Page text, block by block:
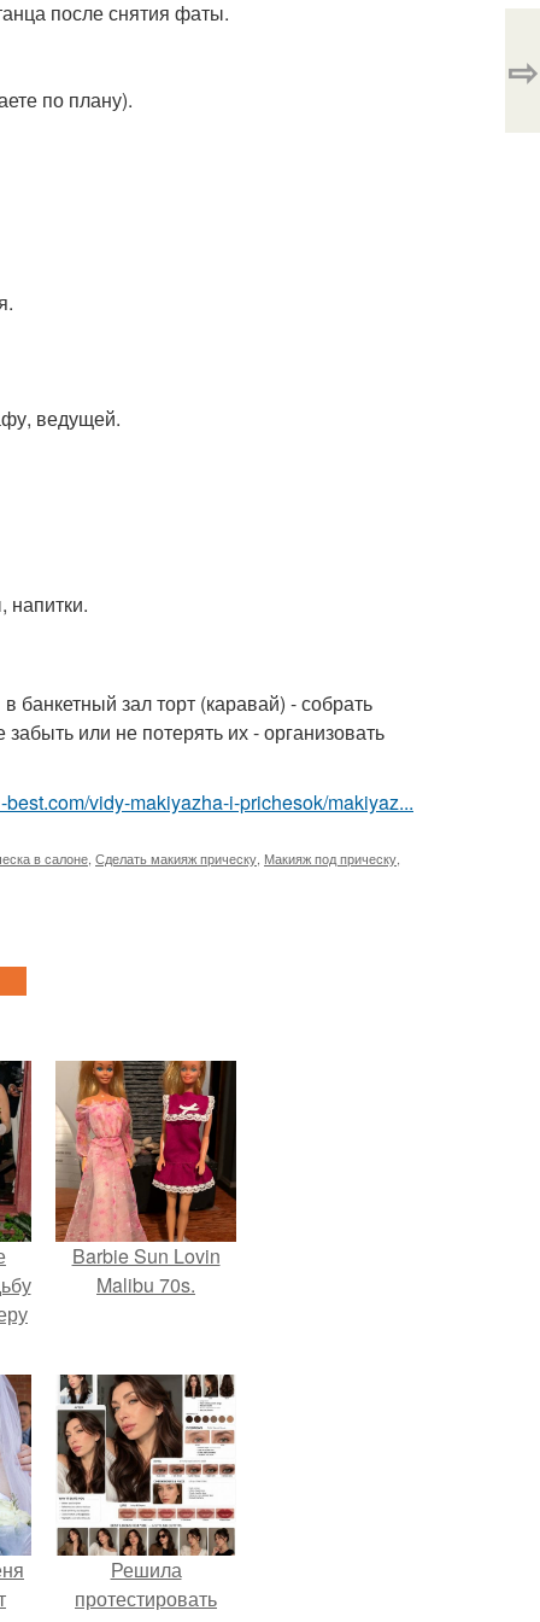
после снятия фаты.
по плану).
ведущей.
напитки.
банкетный зал торт (каравай) - собрать
или не потерять их - организовать
vidy-makiyazha-i-prichesok/makiyaz...
в салоне Сделать макияж прическу Макияж под прическу
⇨
Barbie Sun Lovin
Malibu 70s.
Решила
протестировать